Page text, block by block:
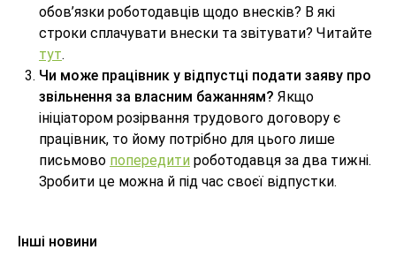
обов’язки роботодавців щодо внесків? В які
строки сплачувати внески та звітувати? Читайте
тут.
Чи може працівник у відпустці подати заяву про
звільнення за власним бажанням? Якщо
ініціатором розірвання трудового договору є
працівник, то йому потрібно для цього лише
письмово попередити роботодавця за два тижні.
Зробити це можна й під час своєї відпустки.
Інші новини